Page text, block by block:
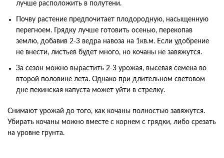
лучше расположить в полутени.
Почву растение предпочитает плодородную, насыщенную
перегноем. Грядку лучше готовить осенью, перекопав
землю, добавив 2-3 ведра навоза на 1кв.м. Если удобрение
не внести, листьев будет много, но кочаны не завяжутся.
За сезон можно вырастить 2-3 урожая, высевая семена во
второй половине лета. Однако при длительном световом
дне пекинская капуста может уйти в стрелку.
Снимают урожай до того, как кочаны полностью завяжутся.
Убирать кочаны можно вместе с корнем с грядки, либо срезать
на уровне грунта.